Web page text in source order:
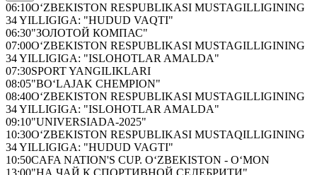
06:10O‘ZBEKISTON RESPUBLIKASI MUSTAGILLIGINING
34 YILLIGIGA: "HUDUD VAQTI"
06:30"ЗОЛОТОЙ КОМПАС"
07:00O‘ZBEKISTON RESPUBLIKASI MUSTAGILLIGINING
34 YILLIGIGA: "ISLOHOTLAR AMALDA"
07:30SPORT YANGILIKLARI
08:05"BO‘LAJAK CHEMPION"
08:40O‘ZBEKISTON RESPUBLIKASI MUSTAGILLIGINING
34 YILLIGIGA: "ISLOHOTLAR AMALDA"
09:10"UNIVERSIADA-2025"
10:30O‘ZBEKISTON RESPUBLIKASI MUSTAQILLIGINING
34 YILLIGIGA: "HUDUD VAGTI"
10:50CAFA NATION'S CUP. O‘ZBEKISTON - O‘MON
13:00"НА ЧАЙ К СПОРТИВНОЙ СЕЛЕБРИТИ"